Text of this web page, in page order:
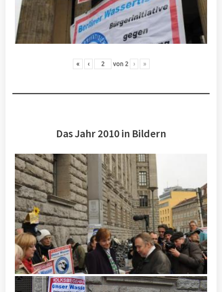
« ‹ von 2 › »
Das Jahr 2010 in Bildern